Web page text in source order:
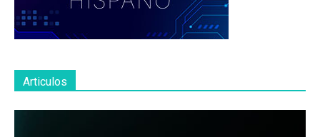
Articulos